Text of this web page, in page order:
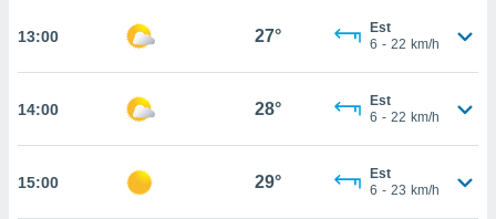
de
votre
en
13:00 27°
Est
6 - 22 km/h
14:00 28°
Est
6 - 22 km/h
15:00 29°
Est
6 - 23 km/h